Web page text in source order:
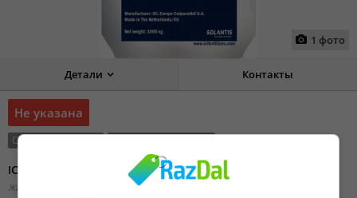
1 фото
Детали Контакты
Не указана
Состояние:
ICL PKpluS 29-5 (+2MgO+21CaO+18SO3)
Житомирская область, Добавлено 15 декабря 2021 20:13